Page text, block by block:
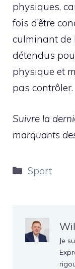
physiques,
fois d’être
culminant de
détendus
physique et
pas contrôler.
Suivre la
marquants
Catégories
Sport
Je